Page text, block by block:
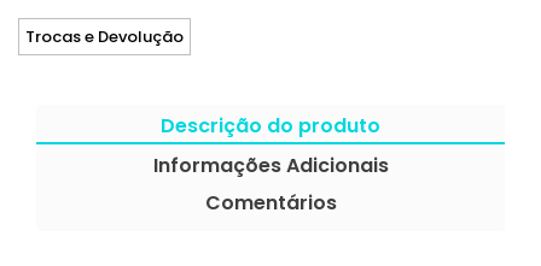
Trocas e Devolução
Descrição do produto
Informações Adicionais
Comentários